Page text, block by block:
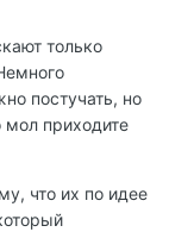
только
постучать, но
мол приходите
что их по идее